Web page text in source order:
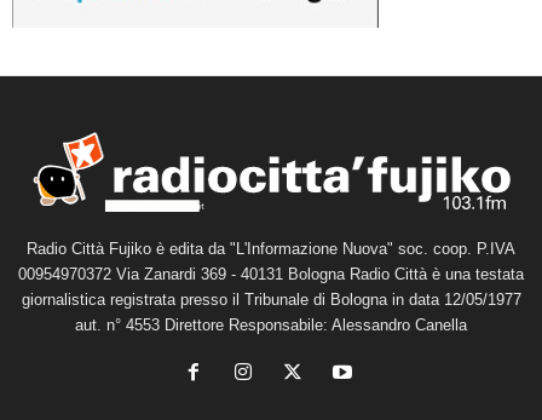
Radio Città Fujiko è edita da "L'Informazione Nuova" soc. coop. P.IVA
00954970372 Via Zanardi 369 - 40131 Bologna Radio Città è una testata
giornalistica registrata presso il Tribunale di Bologna in data 12/05/1977
aut. n° 4553 Direttore Responsabile: Alessandro Canella